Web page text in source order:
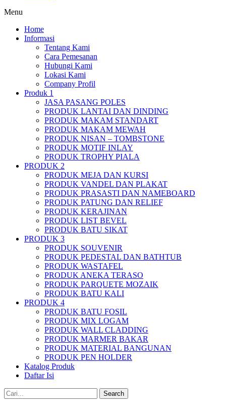
Menu
Home
Informasi
Tentang Kami
Cara Pemesanan
Hubungi Kami
Lokasi Kami
Company Profil
Produk 1
JASA PASANG POLES
PRODUK LANTAI DAN DINDING
PRODUK MAKAM STANDART
PRODUK MAKAM MEWAH
PRODUK NISAN – TOMBSTONE
PRODUK MOTIF INLAY
PRODUK TROPHY PIALA
PRODUK 2
PRODUK MEJA DAN KURSI
PRODUK VANDEL DAN PLAKAT
PRODUK PRASASTI DAN NAMEBOARD
PRODUK PATUNG DAN RELIEF
PRODUK KERAJINAN
PRODUK LIST BEVEL
PRODUK BATU SIKAT
PRODUK 3
PRODUK SOUVENIR
PRODUK PEDESTAL DAN BATHTUB
PRODUK WASTAFEL
PRODUK ANEKA TERASO
PRODUK PARQUETE MOZAIK
PRODUK BATU KALI
PRODUK 4
PRODUK BATU FOSIL
PRODUK MIX LOGAM
PRODUK WALL CLADDING
PRODUK MARMER BAKAR
PRODUK MATERIAL BANGUNAN
PRODUK PEN HOLDER
Katalog Produk
Daftar Isi
Search